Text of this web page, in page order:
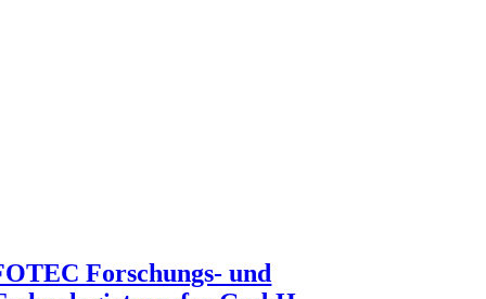
Forschungs- und